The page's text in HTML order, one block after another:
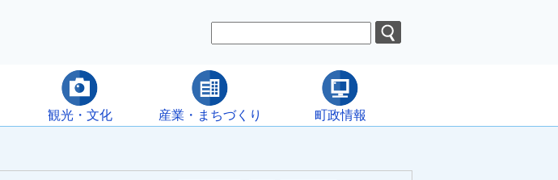
観光・文化 産業・まちづくり 町政情報